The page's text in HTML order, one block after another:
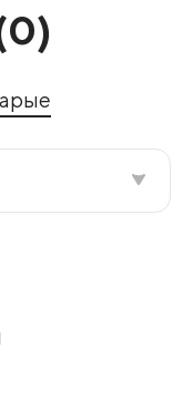
0)